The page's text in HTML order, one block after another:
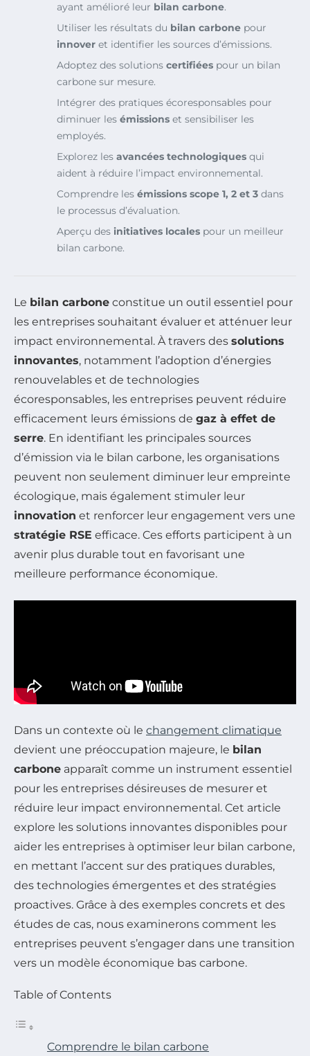
ayant amélioré leur bilan carbone.
Utiliser les résultats du bilan carbone pour
innover et identifier les sources d’émissions.
Adoptez des solutions certifiées pour un bilan
carbone sur mesure.
Intégrer des pratiques écoresponsables pour
diminuer les émissions et sensibiliser les
employés.
Explorez les avancées technologiques qui
aident à réduire l’impact environnemental.
Comprendre les émissions scope 1, 2 et 3 dans
le processus d’évaluation.
Aperçu des initiatives locales pour un meilleur
bilan carbone.
Le bilan carbone constitue un outil essentiel pour
les entreprises souhaitant évaluer et atténuer leur
impact environnemental. À travers des solutions
innovantes, notamment l’adoption d’énergies
renouvelables et de technologies
écoresponsables, les entreprises peuvent réduire
efficacement leurs émissions de gaz à effet de
serre. En identifiant les principales sources
d’émission via le bilan carbone, les organisations
peuvent non seulement diminuer leur empreinte
écologique, mais également stimuler leur
innovation et renforcer leur engagement vers une
stratégie RSE efficace. Ces efforts participent à un
avenir plus durable tout en favorisant une
meilleure performance économique.
Dans un contexte où le changement climatique
devient une préoccupation majeure, le bilan
carbone apparaît comme un instrument essentiel
pour les entreprises désireuses de mesurer et
réduire leur impact environnemental. Cet article
explore les solutions innovantes disponibles pour
aider les entreprises à optimiser leur bilan carbone,
en mettant l’accent sur des pratiques durables,
des technologies émergentes et des stratégies
proactives. Grâce à des exemples concrets et des
études de cas, nous examinerons comment les
entreprises peuvent s’engager dans une transition
vers un modèle économique bas carbone.
Table of Contents
Comprendre le bilan carbone